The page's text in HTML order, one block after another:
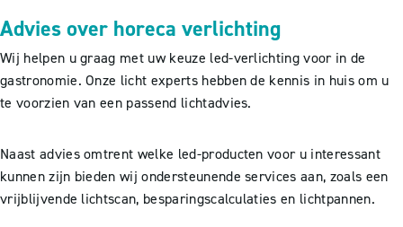
Advies over horeca verlichting
Wij helpen u graag met uw keuze led-verlichting voor in de
gastronomie. Onze licht experts hebben de kennis in huis om u
te voorzien van een passend lichtadvies.
Naast advies omtrent welke led-producten voor u interessant
kunnen zijn bieden wij ondersteunende services aan, zoals een
vrijblijvende lichtscan, besparingscalculaties en lichtpannen.